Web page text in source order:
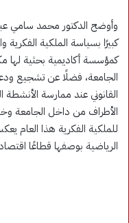
وأوضح الدكتور محمد سامي
كبيرًا بسياسة الملكية
كمؤسسة أكاديمية بحثية لها
الجامعة، فضلًا عن تشجيع
القانوني عند ممارسة
الأطراف من داخل الجامعة
للملكية الفكرية هذا العام
الرياضية بوصفها قطاعًا